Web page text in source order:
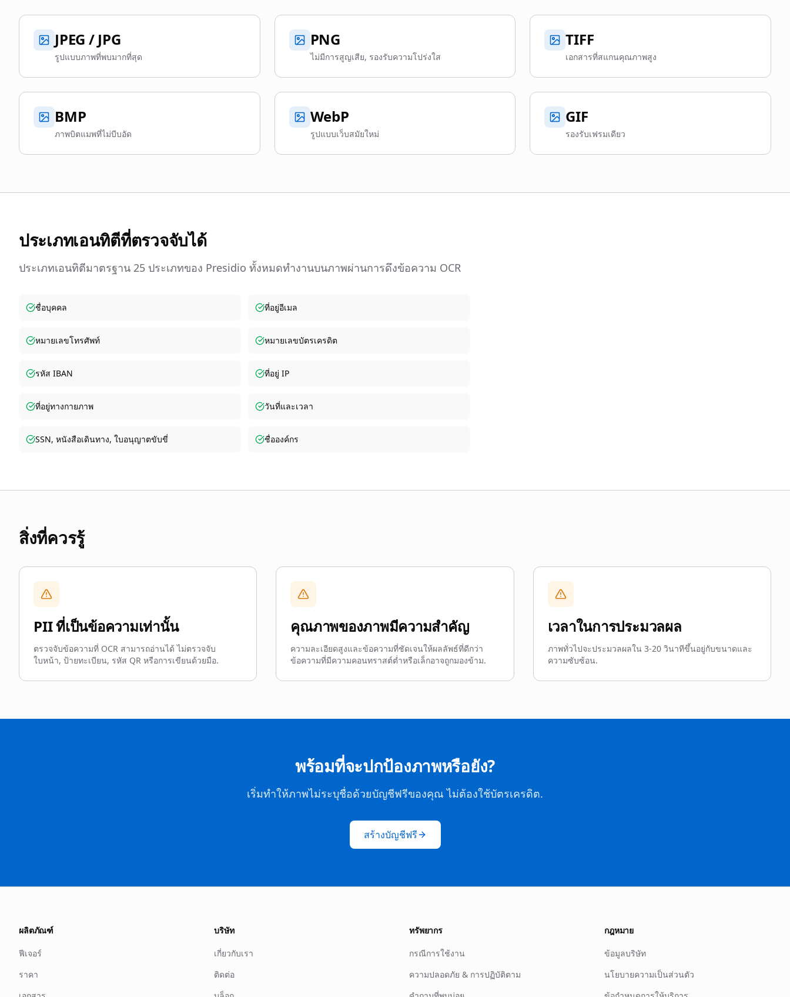
JPEG / JPG
รูปแบบภาพที่พบมากที่สุด
PNG
ไม่มีการสูญเสีย, รองรับความโปร่งใส
TIFF
เอกสารที่สแกนคุณภาพสูง
BMP
ภาพบิตแมพที่ไม่บีบอัด
WebP
รูปแบบเว็บสมัยใหม่
GIF
รองรับเฟรมเดียว
ประเภทเอนทิตีที่ตรวจจับได้
ประเภทเอนทิตีมาตรฐาน 25 ประเภทของ Presidio ทั้งหมดทำงานบนภาพผ่านการดึงข้อความ OCR
ชื่อบุคคล ที่อยู่อีเมล
หมายเลขโทรศัพท์ หมายเลขบัตรเครดิต
รหัส IBAN ที่อยู่ IP
ที่อยู่ทางกายภาพ วันที่และเวลา
SSN, หนังสือเดินทาง, ใบอนุญาตขับขี่ ชื่อองค์กร
สิ่งที่ควรรู้
PII ที่เป็นข้อความเท่านั้น
ตรวจจับข้อความที่ OCR สามารถอ่านได้ ไม่ตรวจจับ
ใบหน้า, ป้ายทะเบียน, รหัส QR หรือการเขียนด้วยมือ.
คุณภาพของภาพมีความสำคัญ
ความละเอียดสูงและข้อความที่ชัดเจนให้ผลลัพธ์ที่ดีกว่า
ข้อความที่มีความคอนทราสต์ต่ำหรือเล็กอาจถูกมองข้าม.
เวลาในการประมวลผล
ภาพทั่วไปจะประมวลผลใน 3-20 วินาทีขึ้นอยู่กับขนาดและ
ความซับซ้อน.
พร้อมที่จะปกป้องภาพหรือยัง?
เริ่มทำให้ภาพไม่ระบุชื่อด้วยบัญชีฟรีของคุณ ไม่ต้องใช้บัตรเครดิต.
สร้างบัญชีฟรี
ผลิตภัณฑ์
ฟีเจอร์
ราคา
บริษัท
เกี่ยวกับเรา
ติดต่อ
ทรัพยากร
กรณีการใช้งาน
ความปลอดภัย & การปฏิบัติตาม
กฎหมาย
ข้อมูลบริษัท
นโยบายความเป็นส่วนตัว